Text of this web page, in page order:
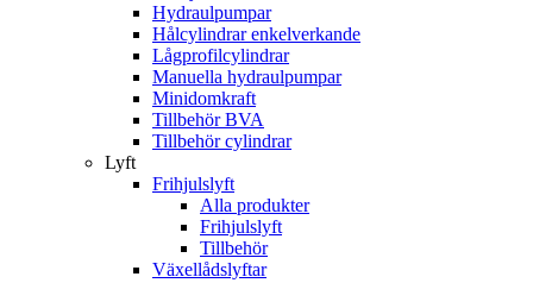
Hydraulpumpar
Hålcylindrar enkelverkande
Lågprofilcylindrar
Manuella hydraulpumpar
Minidomkraft
Tillbehör BVA
Tillbehör cylindrar
Lyft
Frihjulslyft
Alla produkter
Frihjulslyft
Tillbehör
Växellådslyftar